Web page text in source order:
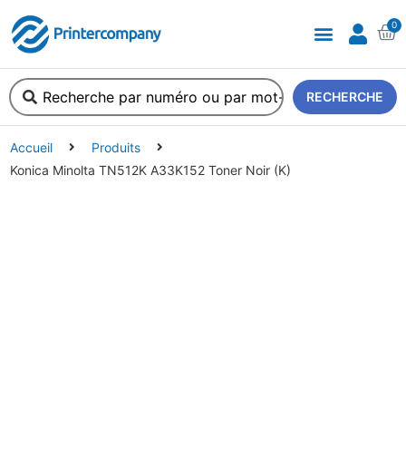
0
RECHERCHE
Accueil
Produits
Konica Minolta TN512K A33K152 Toner Noir (K)